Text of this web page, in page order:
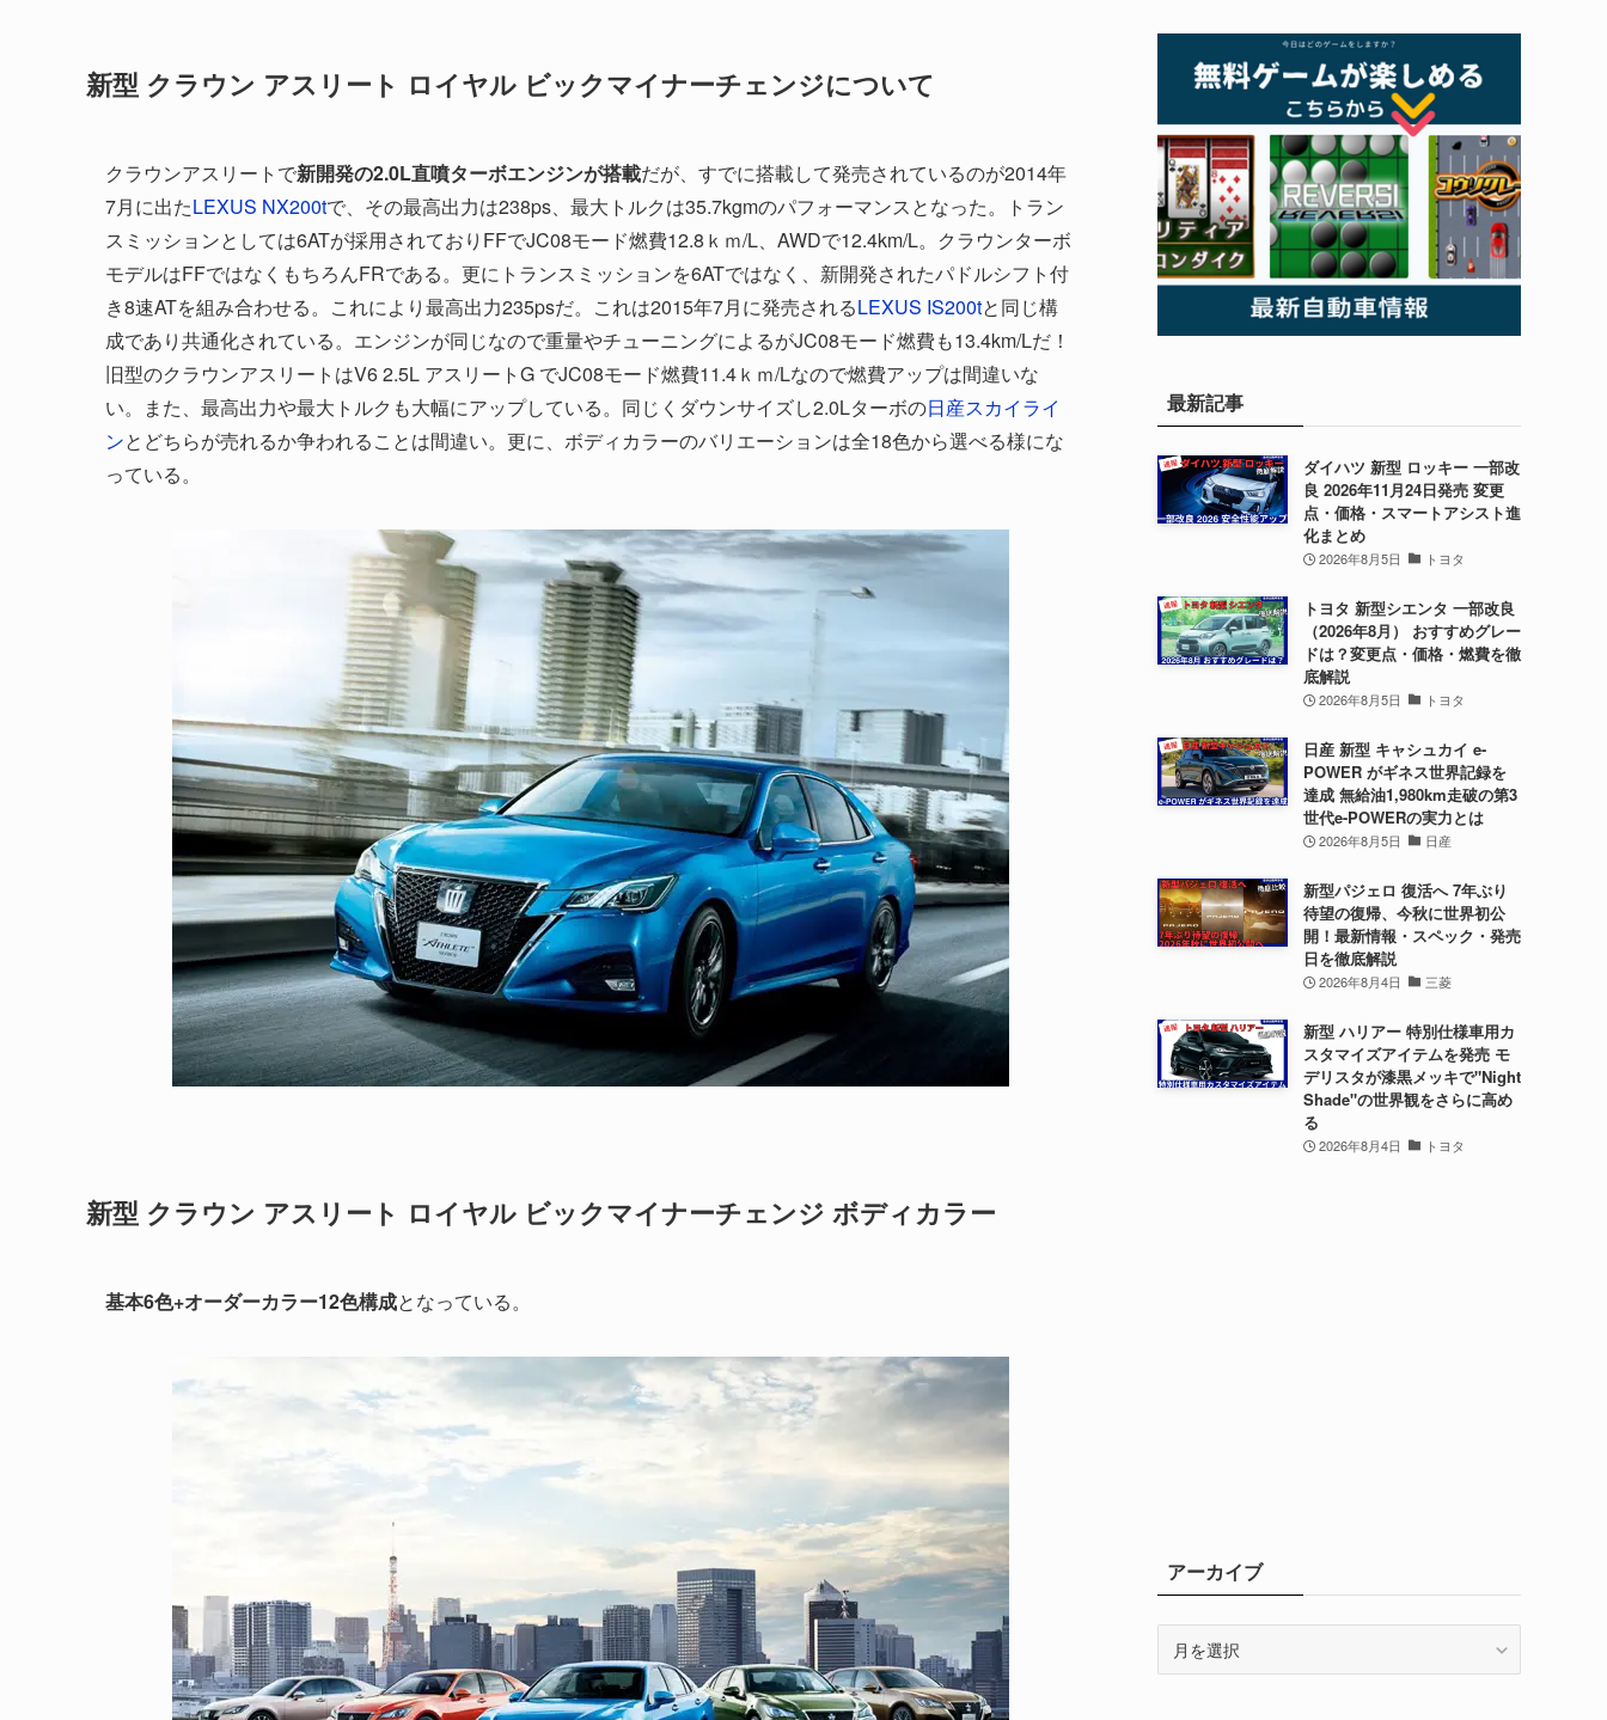
新型 クラウン アスリート ロイヤル ビックマイナーチェンジについて
クラウンアスリートで新開発の2.0L直噴ターボエンジンが搭載だが、すでに搭載して発売されているのが2014年
7月に出たLEXUS NX200tで、その最高出力は238ps、最大トルクは35.7kgmのパフォーマンスとなった。トラン
スミッションとしては6ATが採用されておりFFでJC08モード燃費12.8ｋｍ/L、AWDで12.4km/L。クラウンターボ
モデルはFFではなくもちろんFRである。更にトランスミッションを6ATではなく、新開発されたパドルシフト付
き8速ATを組み合わせる。これにより最高出力235psだ。これは2015年7月に発売されるLEXUS IS200tと同じ構
成であり共通化されている。エンジンが同じなので重量やチューニングによるがJC08モード燃費も13.4km/Lだ！
旧型のクラウンアスリートはV6 2.5L アスリートG でJC08モード燃費11.4ｋｍ/Lなので燃費アップは間違いな
い。また、最高出力や最大トルクも大幅にアップしている。同じくダウンサイズし2.0Lターボの日産スカイライ
ンとどちらが売れるか争われることは間違い。更に、ボディカラーのバリエーションは全18色から選べる様にな
っている。
新型 クラウン アスリート ロイヤル ビックマイナーチェンジ ボディカラー
基本6色+オーダーカラー12色構成となっている。
最新記事
ダイハツ 新型 ロッキー 一部改
良 2026年11月24日発売 変更
点・価格・スマートアシスト進
化まとめ
2026年8月5日 トヨタ
トヨタ 新型シエンタ 一部改良
（2026年8月） おすすめグレー
ドは？変更点・価格・燃費を徹
底解説
2026年8月5日 トヨタ
日産 新型 キャシュカイ e-
POWER がギネス世界記録を
達成 無給油1,980km走破の第3
世代e-POWERの実力とは
2026年8月5日 日産
新型パジェロ 復活へ 7年ぶり
待望の復帰、今秋に世界初公
開！最新情報・スペック・発売
日を徹底解説
2026年8月4日 三菱
新型 ハリアー 特別仕様車用カ
スタマイズアイテムを発売 モ
デリスタが漆黒メッキで"Night
Shade"の世界観をさらに高め
る
2026年8月4日 トヨタ
アーカイブ